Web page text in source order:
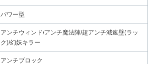
パワー型
アンチウィンド/アンチ魔法陣/超アンチ減速壁(ラッ
ク)/幻妖キラー
アンチブロック